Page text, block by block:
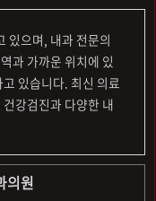
있으며, 내과 전문의
과 가까운 위치에 있
있습니다. 최신 의료
강검진과 다양한 내
의원